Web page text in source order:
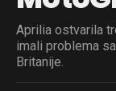
Aprilia ostvarila
imali problema
Britanije.